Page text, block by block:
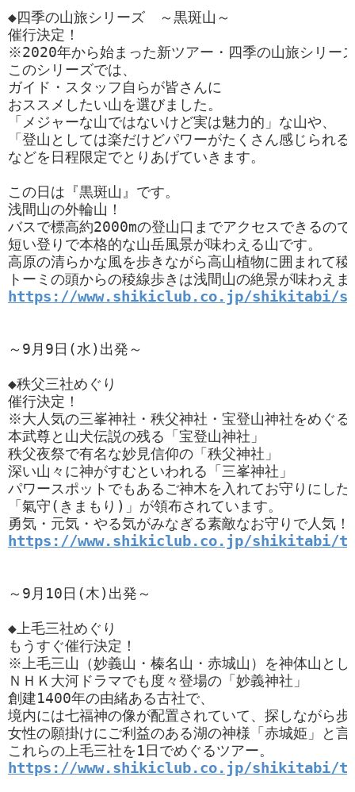
◆四季の山旅シリーズ　～黒斑山～
催行決定！
※2020年から始まった新ツアー・四季の山旅シリー
このシリーズでは、
ガイド・スタッフ自らが皆さんに
おススメしたい山を選びました。
「メジャーな山ではないけど実は魅力的」な山や、
「登山としては楽だけどパワーがたくさん感じられる
などを日程限定でとりあげていきます。
この日は『黒斑山』です。
浅間山の外輪山！
バスで標高約2000mの登山口までアクセスできるので
短い登りで本格的な山岳風景が味わえる山です。
高原の清らかな風を歩きながら高山植物に囲まれて稜
https://www.shikiclub.co.jp/shikitabi/
～9月9日(水)出発～
◆秩父三社めぐり
催行決定！
※大人気の三峯神社・秩父神社・宝登山神社をめぐる
本武尊と山犬伝説の残る「宝登山神社」
秩父夜祭で有名な妙見信仰の「秩父神社」
深い山々に神がすむといわれる「三峯神社」
パワースポットでもあるご神木を入れてお守りにした
「氣守(きまもり)」が領布されています。
https://www.shikiclub.co.jp/shikitabi/
～9月10日(木)出発～
◆上毛三社めぐり
もうすぐ催行決定！
※上毛三山（妙義山・榛名山・赤城山）を神体山と
ＮＨＫ大河ドラマでも度々登場の「妙義神社」
創建1400年の由緒ある古社で、
境内には七福神の像が配置されていて、探しながら
女性の願掛けにご利益のある湖の神様「赤城姫」と
https://www.shikiclub.co.jp/shikitabi/